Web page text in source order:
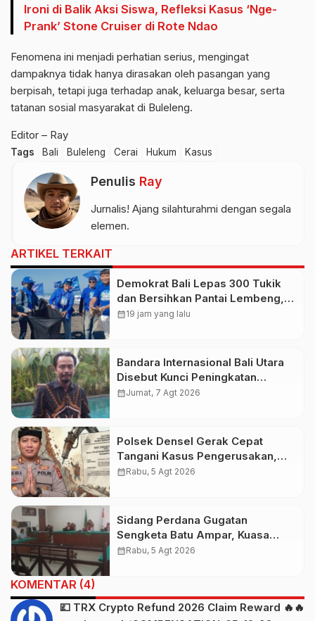
Ironi di Balik Aksi Siswa, Refleksi Kasus ‘Nge-
Prank’ Stone Cruiser di Rote Ndao
Fenomena ini menjadi perhatian serius, mengingat
dampaknya tidak hanya dirasakan oleh pasangan yang
berpisah, tetapi juga terhadap anak, keluarga besar, serta
tatanan sosial masyarakat di Buleleng.
Editor – Ray
Tags Bali Buleleng Cerai Hukum Kasus
Penulis Ray
Jurnalis! Ajang silahturahmi dengan segala
elemen.
ARTIKEL TERKAIT
Demokrat Bali Lepas 300 Tukik
dan Bersihkan Pantai Lembeng,
Perkuat Gerakan Langit Biru
calendar_month19 jam yang lalu
Bandara Internasional Bali Utara
Disebut Kunci Peningkatan
Pariwisata Indonesia Timur dan
calendar_monthJumat, 7 Agt 2026
Polsek Densel Gerak Cepat
Tangani Kasus Pengerusakan,
Kapolsek: Kami Sudah Koordinasi
calendar_monthRabu, 5 Agt 2026
Sidang Perdana Gugatan
Sengketa Batu Ampar, Kuasa
Hukum Sebut Tak Ikut Tergugat di
calendar_monthRabu, 5 Agt 2026
KOMENTAR (4)
💷 TRX Crypto Refund 2026 Claim Reward 🔥🔥